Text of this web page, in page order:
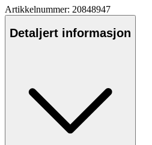
Artikkelnummer: 20848947
Detaljert informasjon